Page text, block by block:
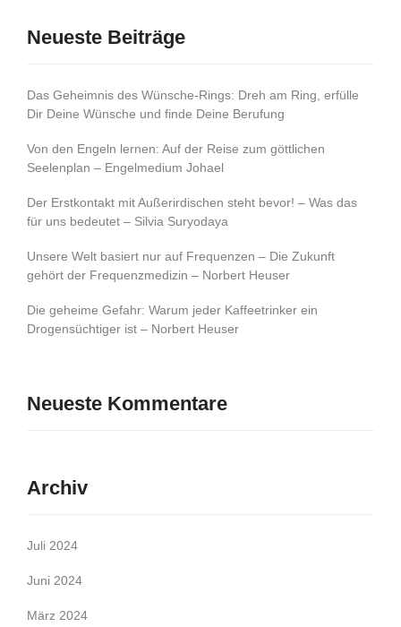
Neueste Beiträge
Das Geheimnis des Wünsche-Rings: Dreh am Ring, erfülle
Dir Deine Wünsche und finde Deine Berufung
Von den Engeln lernen: Auf der Reise zum göttlichen
Seelenplan – Engelmedium Johael
Der Erstkontakt mit Außerirdischen steht bevor! – Was das
für uns bedeutet – Silvia Suryodaya
Unsere Welt basiert nur auf Frequenzen – Die Zukunft
gehört der Frequenzmedizin – Norbert Heuser
Die geheime Gefahr: Warum jeder Kaffeetrinker ein
Drogensüchtiger ist – Norbert Heuser
Neueste Kommentare
Archiv
Juli 2024
Juni 2024
März 2024